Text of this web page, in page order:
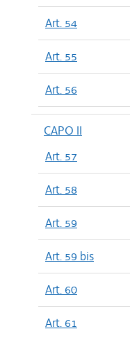
Art. 54
Art. 55
Art. 56
CAPO II
Art. 57
Art. 58
Art. 59
Art. 59 bis
Art. 60
Art. 61